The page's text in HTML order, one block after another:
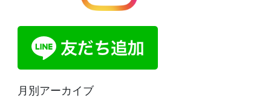
月別アーカイブ